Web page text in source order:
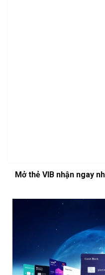
Mở thẻ VIB nhận ngay